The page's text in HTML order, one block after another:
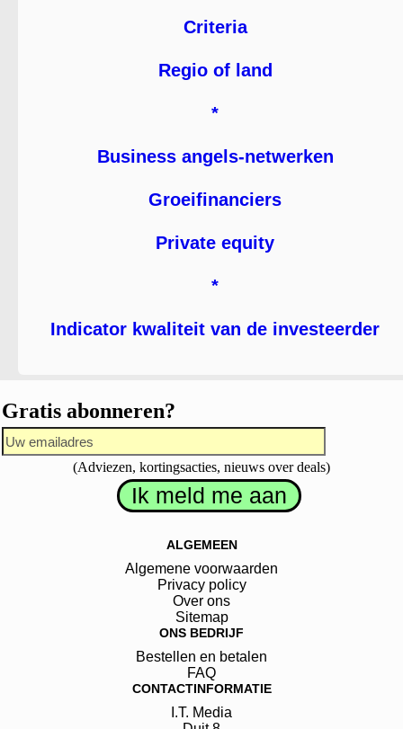
Criteria
Regio of land
*
Business angels-netwerken
Groeifinanciers
Private equity
*
Indicator kwaliteit van de investeerder
Gratis abonneren?
(Adviezen, kortingsacties, nieuws over deals)
ALGEMEEN
Algemene voorwaarden
Privacy policy
Over ons
Sitemap
ONS BEDRIJF
Bestellen en betalen
FAQ
CONTACTINFORMATIE
I.T. Media